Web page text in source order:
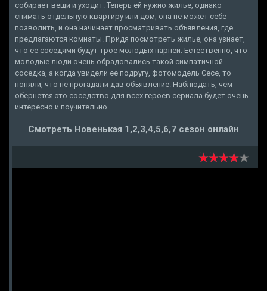
собирает вещи и уходит. Теперь ей нужно жилье, однако
снимать отдельную квартиру или дом, она не может себе
позволить, и она начинает просматривать объявления, где
предлагаются комнаты. Придя посмотреть жилье, она узнает,
что ее соседями будут трое молодых парней. Естественно, что
молодые люди очень обрадовались такой симпатичной
соседка, а когда увидели ее подругу, фотомодель Сесе, то
поняли, что не прогадали дав объявление. Наблюдать, чем
обернется это соседство для всех героев сериала будет очень
интересно и поучительно...
Смотреть Новенькая 1,2,3,4,5,6,7 сезон онлайн